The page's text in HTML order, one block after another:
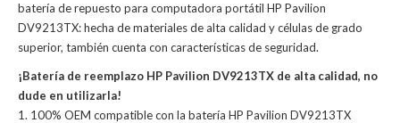
batería de repuesto para computadora portátil HP Pavilion
DV9213TX: hecha de materiales de alta calidad y células de grado
superior, también cuenta con características de seguridad.
¡Batería de reemplazo HP Pavilion DV9213TX de alta calidad, no
dude en utilizarla!
1. 100% OEM compatible con la batería HP Pavilion DV9213TX